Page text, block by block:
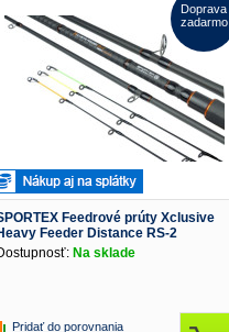
Feedrové prúty Xclusive
Feeder Distance RS-2
Na sklade
Pridať do porovnania
Doprava
zadarmo